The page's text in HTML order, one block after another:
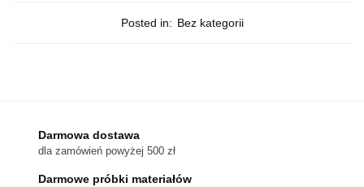
Posted in: Bez kategorii
Darmowa dostawa
dla zamówień powyżej 500 zł
Darmowe próbki materiałów